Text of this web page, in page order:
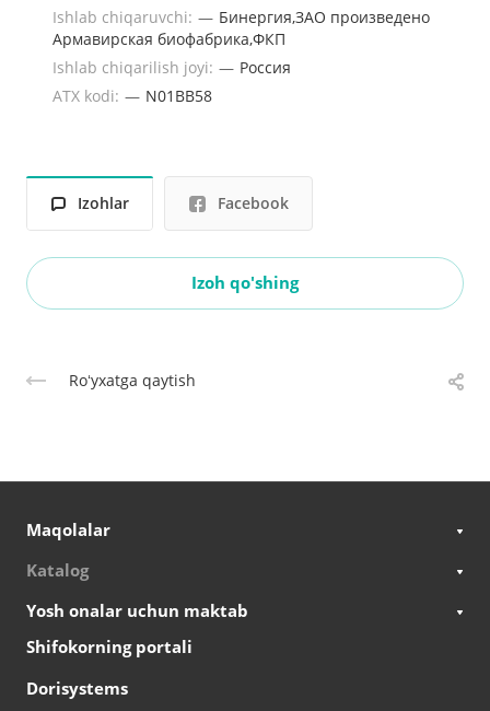
Ishlab chiqaruvchi: — Бинергия,ЗАО произведено
Армавирская биофабрика,ФКП
Ishlab chiqarilish joyi: — Россия
ATX kodi: — N01BB58
Izohlar Facebook
Izoh qo'shing
Roʻyxatga qaytish
Maqolalar
Katalog
Yosh onalar uchun maktab
Shifokorning portali
Dorisystems